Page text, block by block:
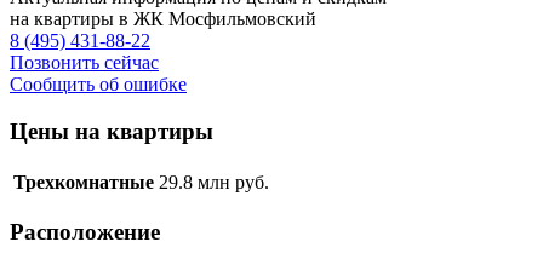
на квартиры в ЖК Мосфильмовский
8 (495) 431-88-22
Позвонить сейчас
Сообщить об ошибке
Цены на квартиры
Трехкомнатные 29.8 млн руб.
Расположение